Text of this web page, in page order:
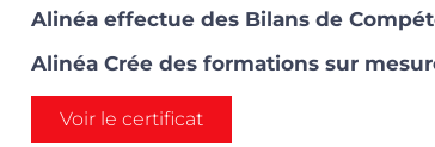
Alinéa effectue des Bilans de
Alinéa Crée des formations sur
Voir le certificat